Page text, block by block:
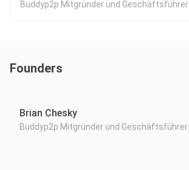
Buddyp2p Mitgründer und Geschäftsführer
Founders
Brian Chesky
Buddyp2p Mitgründer und Geschäftsführer